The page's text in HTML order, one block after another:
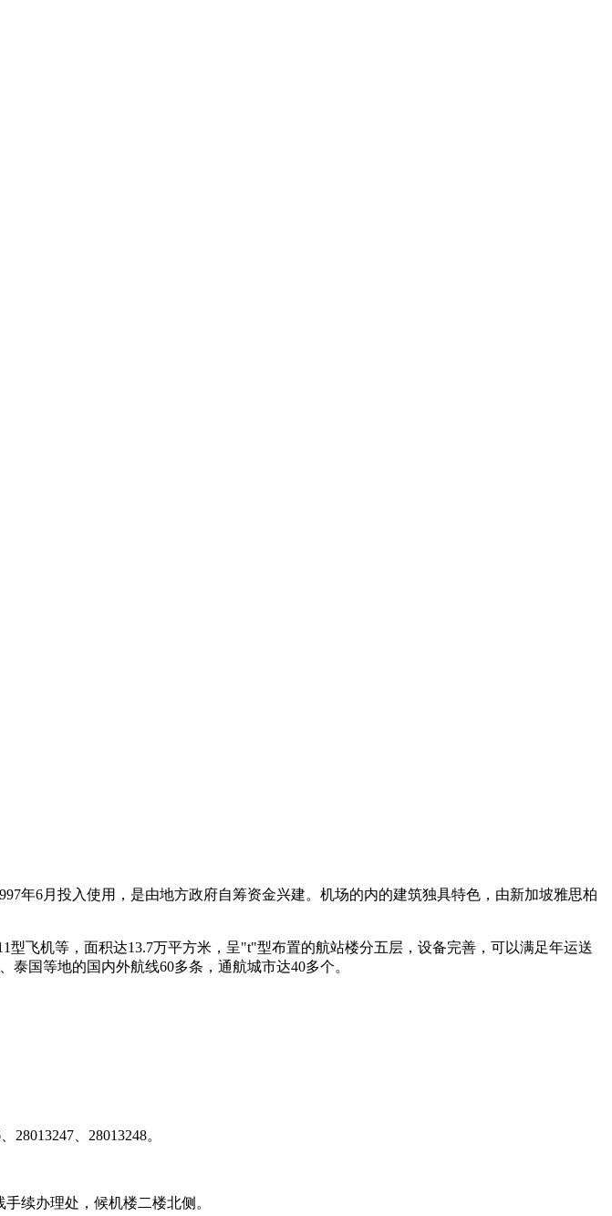
年6月投入使用，是由地方政府自筹资金兴建。机场的内的建筑独具特色，由新加坡雅思柏
飞机等，面积达13.7万平方米，呈"t"型布置的航站楼分五层，设备完善，可以满足年运送
国等地的国内外航线60多条，通航城市达40多个。
、28013248。
续办理处，候机楼二楼北侧。